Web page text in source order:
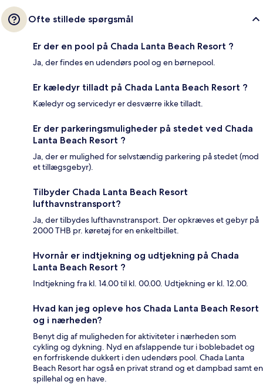
Ofte stillede spørgsmål
Er der en pool på Chada Lanta Beach Resort ?
Ja, der findes en udendørs pool og en børnepool.
Er kæledyr tilladt på Chada Lanta Beach Resort ?
Kæledyr og servicedyr er desværre ikke tilladt.
Er der parkeringsmuligheder på stedet ved Chada
Lanta Beach Resort ?
Ja, der er mulighed for selvstændig parkering på stedet (mod
et tillægsgebyr).
Tilbyder Chada Lanta Beach Resort
lufthavnstransport?
Ja, der tilbydes lufthavnstransport. Der opkræves et gebyr på
2000 THB pr. køretøj for en enkeltbillet.
Hvornår er indtjekning og udtjekning på Chada
Lanta Beach Resort ?
Indtjekning fra kl. 14.00 til kl. 00.00. Udtjekning er kl. 12.00.
Hvad kan jeg opleve hos Chada Lanta Beach Resort
og i nærheden?
Benyt dig af muligheden for aktiviteter i nærheden som
cykling og dykning. Nyd en afslappende tur i boblebadet og
en forfriskende dukkert i den udendørs pool. Chada Lanta
Beach Resort har også en privat strand og et dampbad samt en
spillehal og en have.